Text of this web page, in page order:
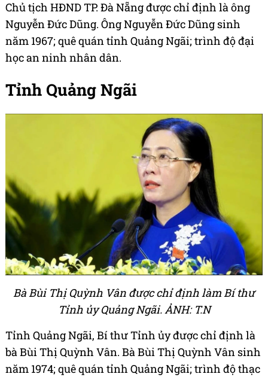
Chủ tịch HĐND TP. Đà Nẵng được chỉ định là ông
Nguyễn Đức Dũng. Ông Nguyễn Đức Dũng sinh
năm 1967; quê quán tỉnh Quảng Ngãi; trình độ đại
học an ninh nhân dân.
Tỉnh Quảng Ngãi
Bà Bùi Thị Quỳnh Vân được chỉ định làm Bí thư
Tỉnh ủy Quảng Ngãi. ẢNH: T.N
Tỉnh Quảng Ngãi, Bí thư Tỉnh ủy được chỉ định là
bà Bùi Thị Quỳnh Vân. Bà Bùi Thị Quỳnh Vân sinh
năm 1974; quê quán tỉnh Quảng Ngãi; trình độ thạc